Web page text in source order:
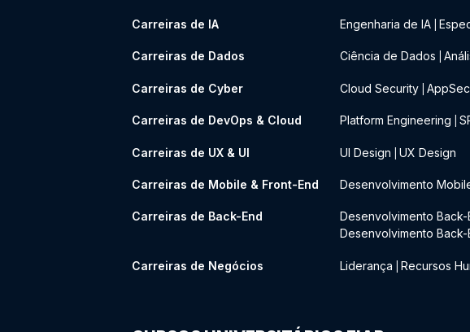
Carreiras de IA Engenharia de IA
Carreiras de Dados Ciência de Dados
Carreiras de Cyber Cloud Security
Carreiras de DevOps & Cloud Platform Engineering
Carreiras de UX & UI UI Design UX Design
Carreiras de Mobile & Front-End Desenvolvimento
Carreiras de Back-End Desenvolvimento Back-
Desenvolvimento Back-
Carreiras de Negócios Liderança Recursos